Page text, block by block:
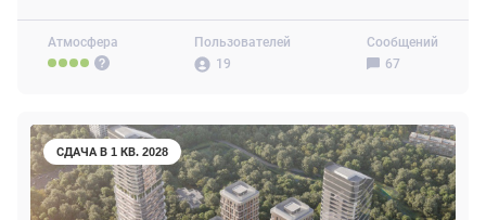
Атмосфера
Пользователей
19
Сообщений
67
СДАЧА В 1 КВ. 2028